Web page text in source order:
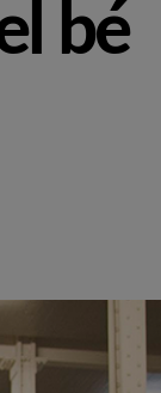
bé